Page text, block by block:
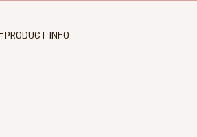
PRODUCT INFO